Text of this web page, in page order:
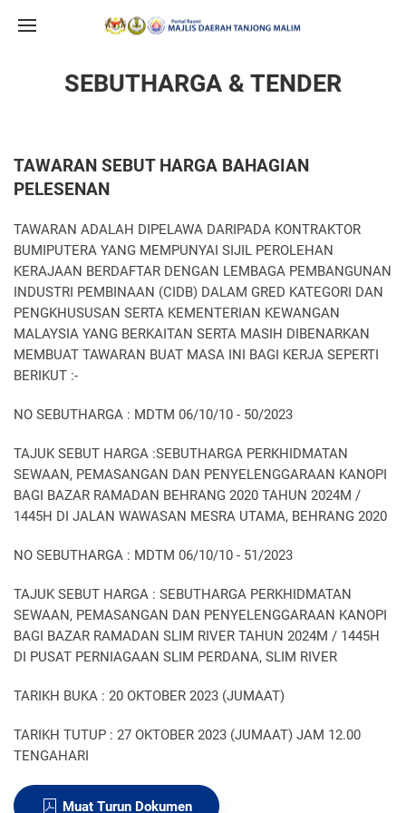
SEBUTHARGA & TENDER
TAWARAN SEBUT HARGA BAHAGIAN
PELESENAN
TAWARAN ADALAH DIPELAWA DARIPADA KONTRAKTOR
BUMIPUTERA YANG MEMPUNYAI SIJIL PEROLEHAN
KERAJAAN BERDAFTAR DENGAN LEMBAGA PEMBANGUNAN
INDUSTRI PEMBINAAN (CIDB) DALAM GRED KATEGORI DAN
PENGKHUSUSAN SERTA KEMENTERIAN KEWANGAN
MALAYSIA YANG BERKAITAN SERTA MASIH DIBENARKAN
MEMBUAT TAWARAN BUAT MASA INI BAGI KERJA SEPERTI
BERIKUT :-
NO SEBUTHARGA : MDTM 06/10/10 - 50/2023
TAJUK SEBUT HARGA :SEBUTHARGA PERKHIDMATAN
SEWAAN, PEMASANGAN DAN PENYELENGGARAAN KANOPI
BAGI BAZAR RAMADAN BEHRANG 2020 TAHUN 2024M /
1445H DI JALAN WAWASAN MESRA UTAMA, BEHRANG 2020
NO SEBUTHARGA : MDTM 06/10/10 - 51/2023
TAJUK SEBUT HARGA : SEBUTHARGA PERKHIDMATAN
SEWAAN, PEMASANGAN DAN PENYELENGGARAAN KANOPI
BAGI BAZAR RAMADAN SLIM RIVER TAHUN 2024M / 1445H
DI PUSAT PERNIAGAAN SLIM PERDANA, SLIM RIVER
TARIKH BUKA : 20 OKTOBER 2023 (JUMAAT)
TARIKH TUTUP : 27 OKTOBER 2023 (JUMAAT) JAM 12.00
TENGAHARI
Muat Turun Dokumen